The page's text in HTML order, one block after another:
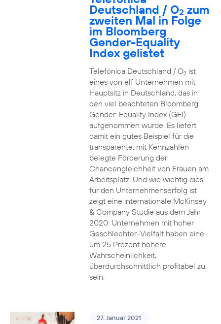
Deutschland / O2 zum
zweiten Mal in Folge
im Bloomberg
Gender-Equality
Index gelistet
Telefónica Deutschland / O2ist
eines von elf Unternehmen mit
Hauptsitz in Deutschland, das in
den viel beachteten Bloomberg
Gender-Equality Index (GEI)
aufgenommen wurde. Es liefert
damit ein gutes Beispiel für die
transparente, mit Kennzahlen
belegte Förderung der
Chancengleichheit von Frauen am
Arbeitsplatz. Und wie wichtig dies
für den Unternehmenserfolg ist
zeigt eine internationale McKinsey
& Company Studie aus dem Jahr
2020: Unternehmen mit hoher
Geschlechter-Vielfalt haben eine
um 25 Prozent höhere
Wahrscheinlichkeit,
überdurchschnittlich profitabel zu
sein.
27. Januar 2021